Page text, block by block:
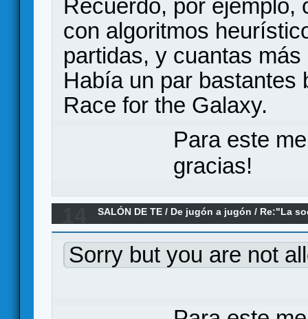
Recuerdo, por ejemplo,
con algoritmos
partidas, y cuantas
Había un par bastantes
Race for the Galaxy.
Para este
gracias!
SALÓN DE TE / De jugón a jugón / Re:"La
Sorry but you are not